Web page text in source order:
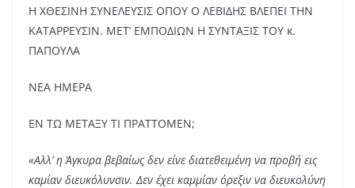
Η ΧΘΕΣΙΝΗ ΣΥΝΕΛΕΥΣΙΣ ΟΠΟΥ Ο ΛΕΒΙΔΗΣ ΒΛΕΠΕΙ ΤΗΝ
ΚΑΤΑΡΡΕΥΣΙΝ. ΜΕΤ’ ΕΜΠΟΔΙΩΝ Η ΣΥΝΤΑΞΙΣ ΤΟΥ κ.
ΠΑΠΟΥΛΑ
ΝΕΑ ΗΜΕΡΑ
ΕΝ ΤΩ ΜΕΤΑΞΥ ΤΙ ΠΡΑΤΤΟΜΕΝ;
«Αλλ’ η Άγκυρα βεβαίως δεν είνε διατεθειμένη να προβή εις
καμίαν διευκόλυνσιν. Δεν έχει καμμίαν όρεξιν να διευκολύνη